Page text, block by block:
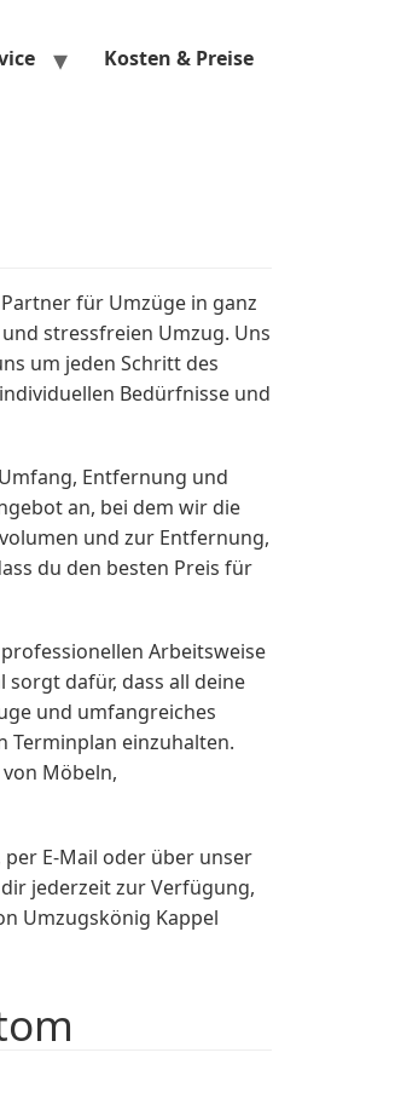
Kosten & Preise
für Umzüge in ganz
stressfreien Umzug. Uns
um jeden Schritt des
Bedürfnisse und
Entfernung und
an, bei dem wir die
und zur Entfernung,
du den besten Preis für
Arbeitsweise
dafür, dass all deine
und umfangreiches
Terminplan einzuhalten.
Möbeln,
E-Mail oder über unser
jederzeit zur Verfügung,
Umzugskönig Kappel